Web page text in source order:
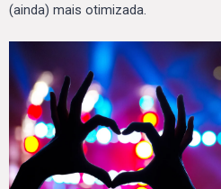
(ainda) mais otimizada.